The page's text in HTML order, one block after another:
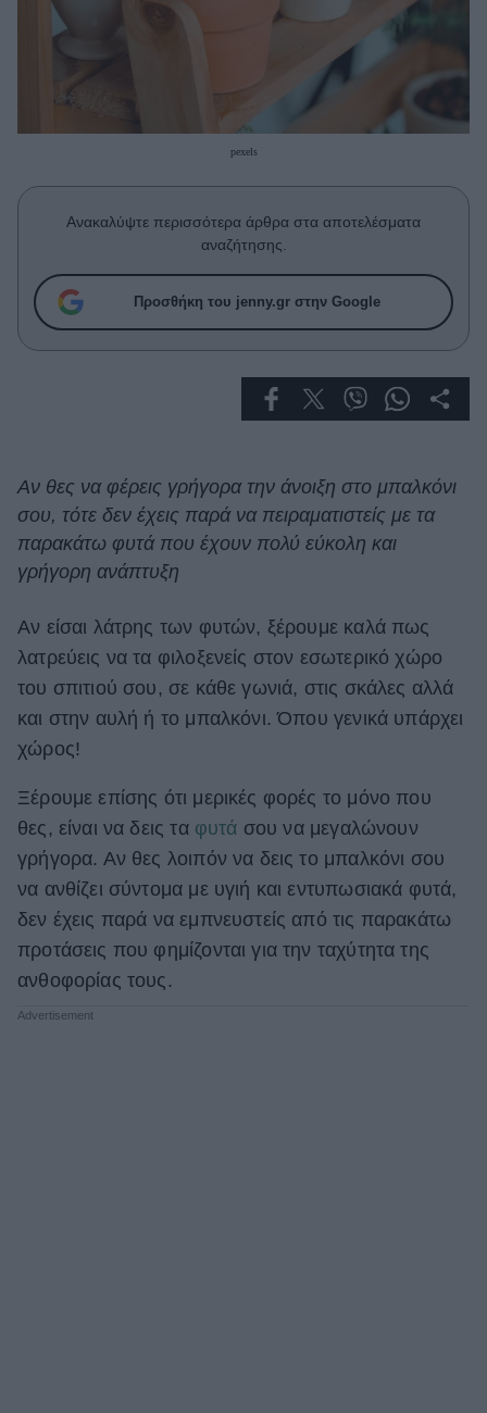
Parenting
Working Girl
Πρόσωπα
Celebrities
Συνεντεύξεις
True Stories
Ask the Guru
Success Stories
Deco
Cooking
Green
Αφιερώματα
ΒΟΞ
Χωρίς Ταμπέλες
Women's Forum
Hautes Grecians
pexels
Ανακαλύψτε περισσότερα άρθρα στα αποτελέσματα
αναζήτησης.
Προσθήκη του jenny.gr στην Google
Αν θες να φέρεις γρήγορα την άνοιξη στο μπαλκόνι
σου, τότε δεν έχεις παρά να πειραματιστείς με τα
παρακάτω φυτά που έχουν πολύ εύκολη και
γρήγορη ανάπτυξη
Αν είσαι λάτρης των φυτών, ξέρουμε καλά πως
λατρεύεις να τα φιλοξενείς στον εσωτερικό χώρο
του σπιτιού σου, σε κάθε γωνιά, στις σκάλες αλλά
και στην αυλή ή το μπαλκόνι. Όπου γενικά υπάρχει
χώρος!
Ξέρουμε επίσης ότι μερικές φορές το μόνο που
θες, είναι να δεις τα φυτά σου να μεγαλώνουν
γρήγορα. Αν θες λοιπόν να δεις το μπαλκόνι σου
να ανθίζει σύντομα με υγιή και εντυπωσιακά φυτά,
δεν έχεις παρά να εμπνευστείς από τις παρακάτω
προτάσεις που φημίζονται για την ταχύτητα της
ανθοφορίας τους.